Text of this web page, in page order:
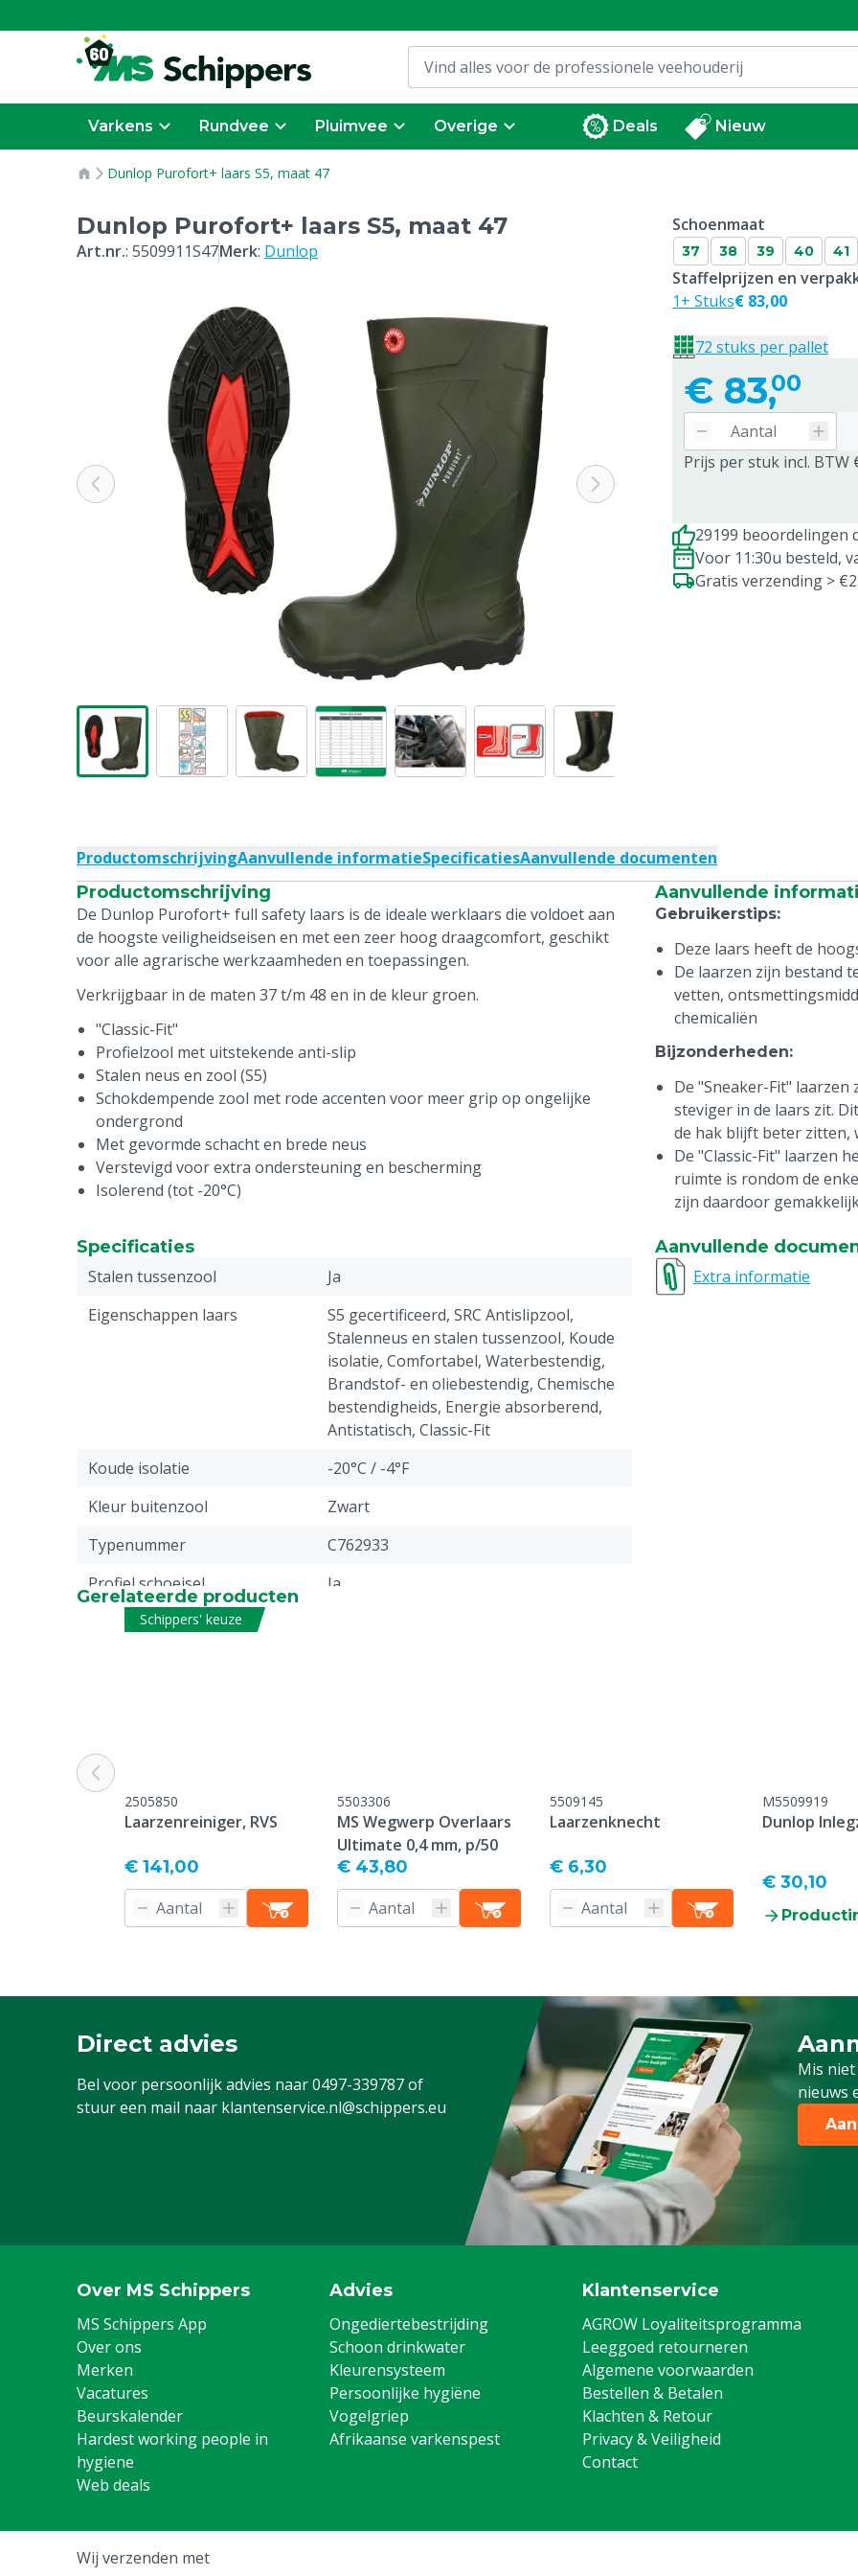
Varkens Rundvee Pluimvee Overige Deals Nieuw
Dunlop Purofort+ laars S5, maat 47
Dunlop Purofort+ laars S5, maat 47
Art.nr.: 5509911S47Merk: Dunlop
Schoenmaat
37 38 39 40 41
€ 83,00
Prijs per stuk incl. BTW
Staffelprijzen en
1+ Stuks€ 83,00
72 stuks per pallet
29199 beoordelingen
Voor 11:30u besteld,
Gratis verzending >
ProductomschrijvingAanvullende informatieSpecificatiesAanvullende documenten
Productomschrijving
De Dunlop Purofort+ full safety laars is de ideale werklaars die voldoet aan
de hoogste veiligheidseisen en met een zeer hoog draagcomfort, geschikt
voor alle agrarische werkzaamheden en toepassingen.
Verkrijgbaar in de maten 37 t/m 48 en in de kleur groen.
"Classic-Fit"
Profielzool met uitstekende anti-slip
Stalen neus en zool (S5)
Schokdempende zool met rode accenten voor meer grip op ongelijke
ondergrond
Met gevormde schacht en brede neus
Verstevigd voor extra ondersteuning en bescherming
Isolerend (tot -20°C)
Aanvullende
Gebruikerstips:
Deze laars heeft de
De laarzen zijn bestand
vetten,
chemicaliën
Bijzonderheden:
De "Sneaker-Fit"
steviger in de laars zit.
de hak blijft beter zitten,
De "Classic-Fit" laarzen
ruimte is rondom de
zijn daardoor
Specificaties
Stalen tussenzool
Ja
Eigenschappen laars
S5 gecertificeerd, SRC Antislipzool,
Stalenneus en stalen tussenzool, Koude
isolatie, Comfortabel, Waterbestendig,
Brandstof- en oliebestendig, Chemische
bestendigheids, Energie absorberend,
Antistatisch, Classic-Fit
Koude isolatie
-20°C / -4°F
Kleur buitenzool
Zwart
Typenummer
C762933
Profiel schoeisel
Ja
Antistatisch
bestendigheidscode
Materiaal laars
Kunststof: Polyurethaan
Energie absorberend
Ja
Veiligheidsnorm
S5
Normen & certificeringen
EN ISO 20345:2011
geen garantie op slijtage-onderdelen /
oneigenlijk gebruik / breukschade /
Slipvaste buitenzool
SRC
Rundvee, Varkens, Pluimvee, Schapen,
Schoenmaat
47
Schoenmaat UK
12
Aanvullende
Extra informatie
Gerelateerde producten
Schippers' keuze
2505850
Laarzenreiniger, RVS
€ 141,00
5503306
MS Wegwerp Overlaars
Ultimate 0,4 mm, p/50
€ 43,80
5509145
Laarzenknecht
€ 6,30
M5509919
Dunlop
€ 30,10
Direct advies
Bel voor persoonlijk advies naar0497-339787of
stuur een mail naar klantenservice.nl@schippers.eu
Mis
nieuws
Schrijf
Over MS Schippers
MS Schippers App
Over ons
Merken
Vacatures
Beurskalender
Hardest working people in
hygiene
Web deals
Advies
Ongediertebestrijding
Schoon drinkwater
Kleurensysteem
Persoonlijke hygiëne
Vogelgriep
Afrikaanse varkenspest
Klantenservice
AGROW Loyaliteitsprogramma
Leeggoed retourneren
Algemene voorwaarden
Bestellen & Betalen
Klachten & Retour
Privacy & Veiligheid
Contact
Wij verzenden met